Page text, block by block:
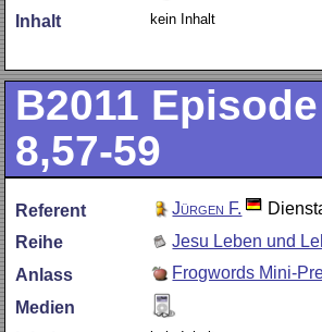
Inhalt
kein Inhalt
B2011
8,57-59
Referent Jürgen F.
Reihe
Jesu Leben und
Anlass
Frogwords Mini-
Medien